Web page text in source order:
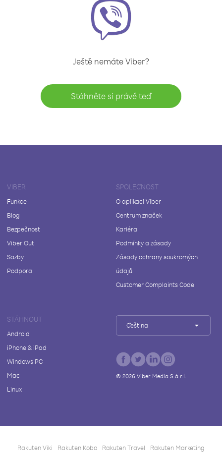
Ještě nemáte Viber?
Stáhněte si právě teď
VIBER
Funkce
Blog
Bezpečnost
Viber Out
Sazby
Podpora
SPOLEČNOST
O aplikaci Viber
Centrum značek
Kariéra
Podmínky a zásady
Zásady ochrany soukromých
údajů
Customer Complaints Code
STÁHNOUT
Android
iPhone & iPad
Windows PC
Mac
Linux
Čeština
© 2026Viber Media S.à r.l.
Rakuten Viki Rakuten Kobo Rakuten Travel Rakuten Marketing